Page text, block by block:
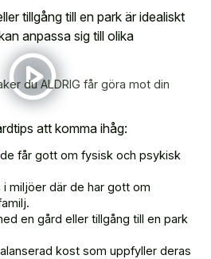
tillgång till en park är idealiskt
anpassa sig till olika
du ALDRIG får göra mot din
att komma ihåg:
får gott om fysisk och psykisk
i miljöer där de har gott om
en gård eller tillgång till en park
kost som uppfyller deras